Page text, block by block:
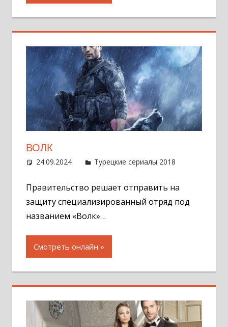
ВОЛК
24.09.2024 Администратор
Турецкие сериалы 2018
Правительство решает отправить на
защиту специализированный отряд под
названием «Волк»…
Смотреть онлайн